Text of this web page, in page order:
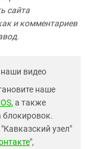
сайта
и комментариев
наши видео
наше
, а также
блокировок.
узел"
",